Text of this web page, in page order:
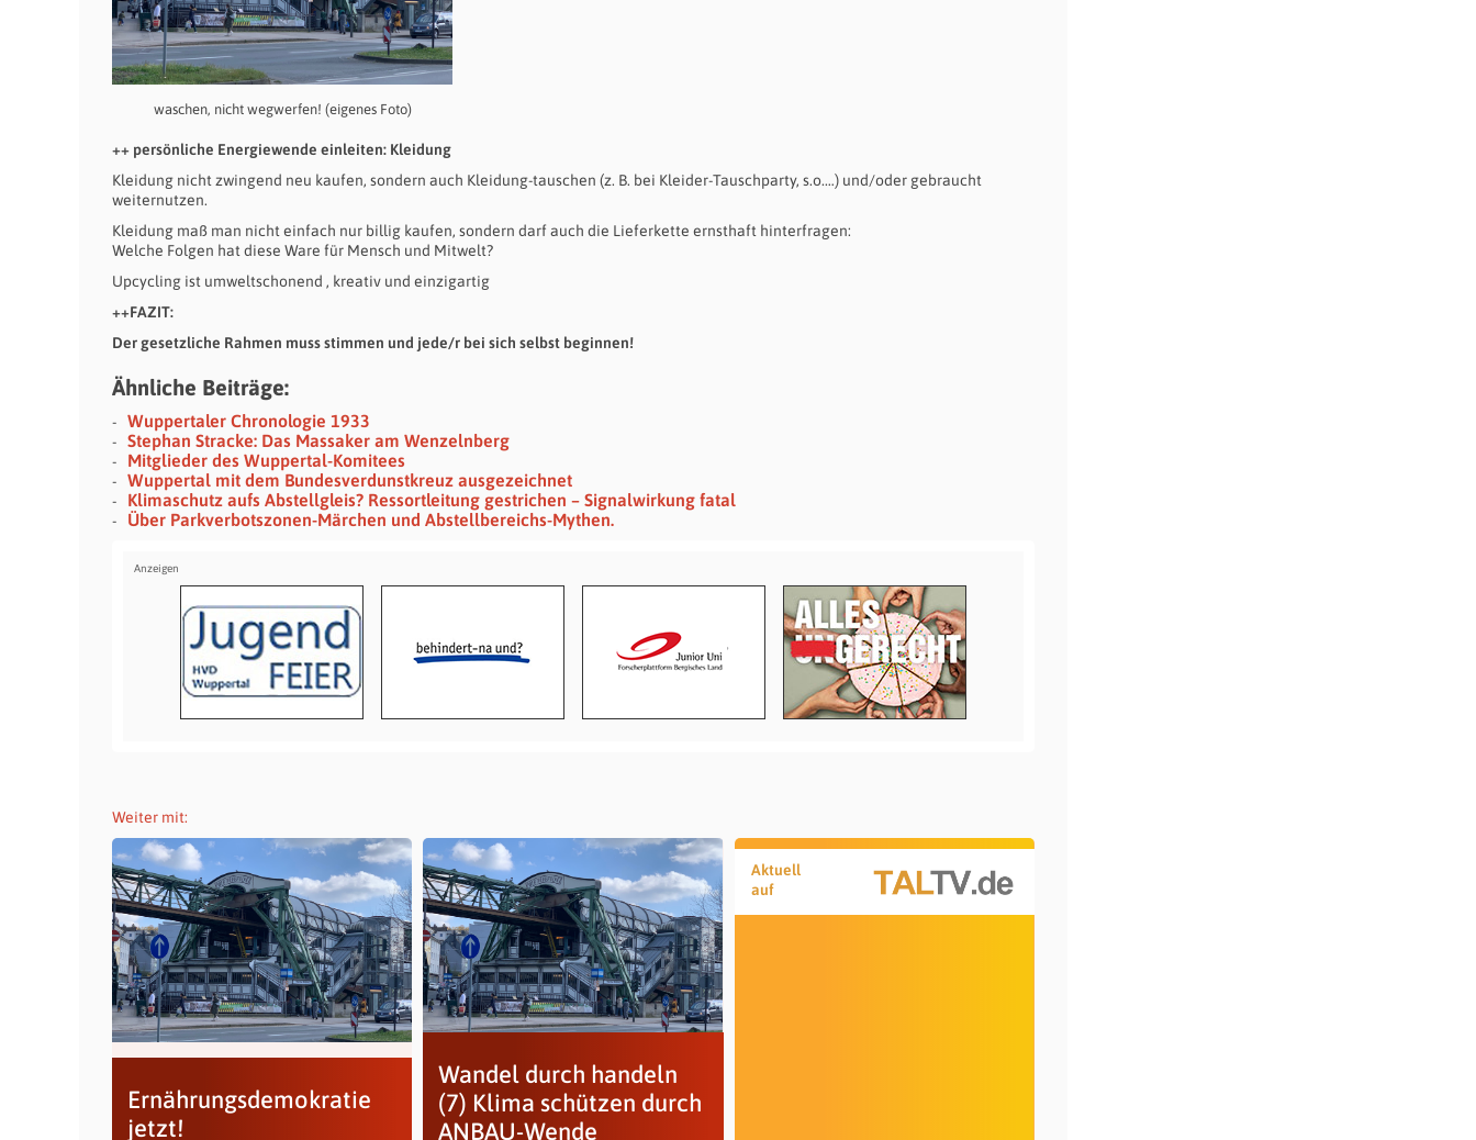
waschen, nicht wegwerfen! (eigenes Foto)
++ persönliche Energiewende einleiten: Kleidung
Kleidung nicht zwingend neu kaufen, sondern auch Kleidung-tauschen (z. B. bei Kleider-Tauschparty, s.o.…) und/oder gebraucht
weiternutzen.
Kleidung maß man nicht einfach nur billig kaufen, sondern darf auch die Lieferkette ernsthaft hinterfragen:
Welche Folgen hat diese Ware für Mensch und Mitwelt?
Upcycling ist umweltschonend , kreativ und einzigartig
++FAZIT:
Der gesetzliche Rahmen muss stimmen und jede/r bei sich selbst beginnen!
Ähnliche Beiträge:
Wuppertaler Chronologie 1933
Stephan Stracke: Das Massaker am Wenzelnberg
Mitglieder des Wuppertal-Komitees
Wuppertal mit dem Bundesverdunstkreuz ausgezeichnet
Klimaschutz aufs Abstellgleis? Ressortleitung gestrichen – Signalwirkung fatal
Über Parkverbotszonen-Märchen und Abstellbereichs-Mythen.
Weiter mit:
Ernährungsdemokratie
jetzt!
Wandel durch handeln
(7) Klima schützen durch
ANBAU-Wende
Aktuell
auf